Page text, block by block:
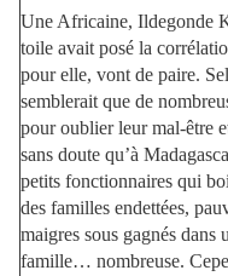
Une Africaine, Ildegonde
toile avait posé la
pour elle, vont de paire.
semblerait que de
pour oublier leur mal-être
sans doute qu’à
petits fonctionnaires qui
des familles endettées,
maigres sous gagnés
famille… nombreuse.